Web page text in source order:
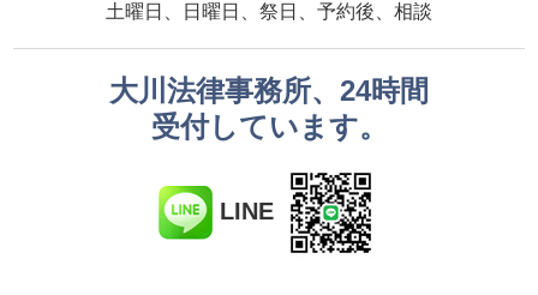
土曜日、日曜日、祭日、予約後、相談
大川法律事務所、24時間
受付しています。
LINE